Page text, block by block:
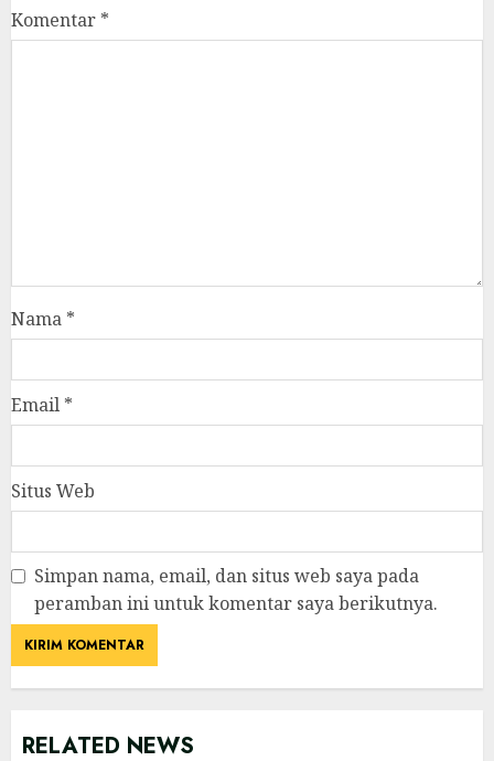
Komentar *
Nama *
Email *
Situs Web
Simpan nama, email, dan situs web saya pada
peramban ini untuk komentar saya berikutnya.
RELATED NEWS